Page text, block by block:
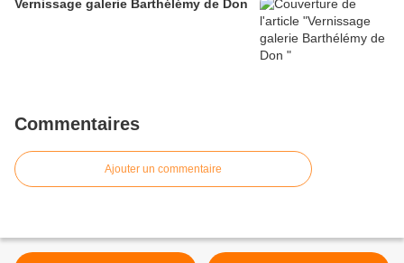
Vernissage galerie Barthélémy de Don
Commentaires
Ajouter un commentaire